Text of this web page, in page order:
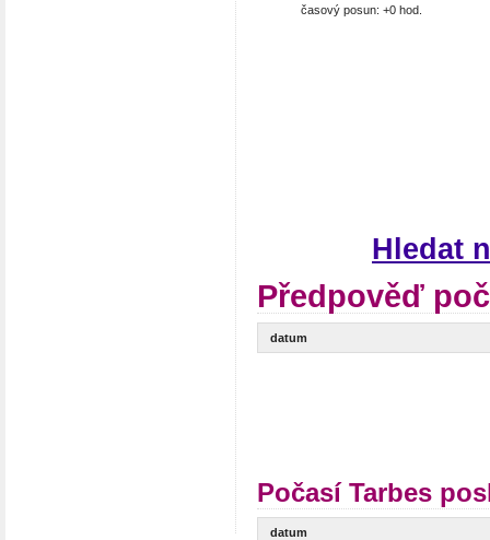
časový posun: +0 hod.
Hledat
Předpověď
datum
Počasí Tarbes
datum